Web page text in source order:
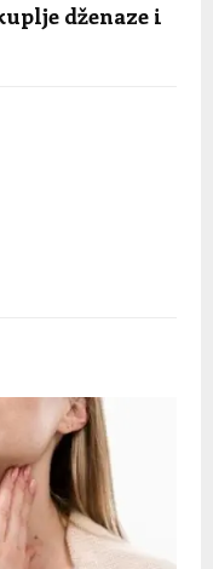
dženaze i